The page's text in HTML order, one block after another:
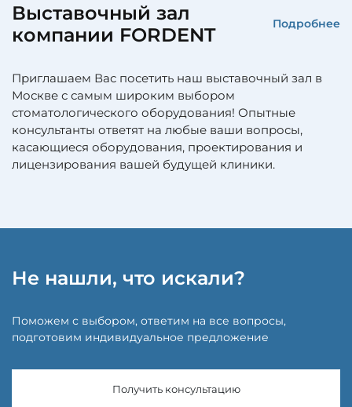
Выставочный зал
компании FORDENT
Подробнее
Приглашаем Вас посетить наш выставочный зал в
Москве с самым широким выбором
стоматологического оборудования! Опытные
консультанты ответят на любые ваши вопросы,
касающиеся оборудования, проектирования и
лицензирования вашей будущей клиники.
Не нашли, что искали?
Поможем с выбором, ответим на все вопросы,
подготовим индивидуальное предложение
Получить консультацию